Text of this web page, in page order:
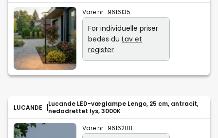
Vare nr.: 9616135
For individuelle priser
bedes du Lav et
register
LUCANDE
Lucande LED-væglampe Lengo, 25 cm, antracit,
nedadrettet lys, 3000K
Vare nr.: 9616208